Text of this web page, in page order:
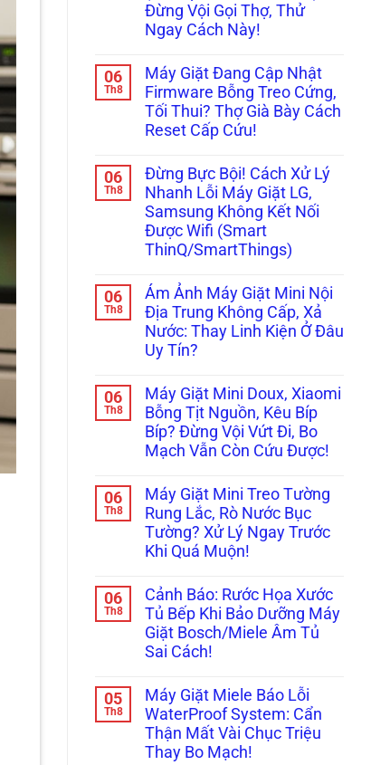
Xử
Lý!
Đèn
Ngăn
Chân
Là
Cách
Xử
Lý!
Vội
Gọi
Thợ!
Tự
Đọc
Mã
Lỗi
H,
Nháy
Trên
Tủ
Lạnh
Nội
Địa
Nhật
Đừng Vội Gọi Thợ, Thử
Ngay Cách Này!
bình
luận
ở
Máy
Giặt
Tịt
Không
Bơm
Xà
Phòng
(ezDispense,
AutoDose)?
Đừng
Vội
Thử
Ngay
Cách
Này!
06
Th8
Máy Giặt Đang Cập Nhật
Firmware Bỗng Treo Cứng,
Tối Thui? Thợ Già Bày Cách
Reset Cấp Cứu!
bình
luận
ở
Máy
Giặt
Đang
Cập
Bỗng
Treo
Cứng,
Tối
Thui?
Thợ
Cách
Reset
Cấp
Cứu!
06
Th8
Đừng Bực Bội! Cách Xử Lý
Nhanh Lỗi Máy Giặt LG,
Samsung Không Kết Nối
Được Wifi (Smart
ThinQ/SmartThings)
có
bình
luận
ở
Đừng
Bực
Bội!
Lý
Nhanh
Lỗi
Máy
Giặt
LG,
Không
Kết
Nối
Được
Wifi
(Smart
ThinQ/SmartThings)
06
Th8
Ám Ảnh Máy Giặt Mini Nội
Địa Trung Không Cấp, Xả
Nước: Thay Linh Kiện Ở Đâu
Uy Tín?
bình
luận
ở
Ám
Ảnh
Máy
Nội
Địa
Trung
Không
Cấp,
Xả
Thay
Linh
Kiện
Ở
Đâu
Uy
Tín?
06
Th8
Máy Giặt Mini Doux, Xiaomi
Bỗng Tịt Nguồn, Kêu Bíp
Bíp? Đừng Vội Vứt Đi, Bo
Mạch Vẫn Còn Cứu Được!
bình
luận
ở
Máy
Giặt
Mini
Xiaomi
Bỗng
Tịt
Nguồn,
Kêu
Bíp
Bíp?
Vứt
Đi,
Bo
Mạch
Vẫn
Còn
06
Th8
Máy Giặt Mini Treo Tường
Rung Lắc, Rò Nước Bục
Tường? Xử Lý Ngay Trước
Khi Quá Muộn!
bình
luận
ở
Máy
Giặt
Mini
Tường
Rung
Lắc,
Rò
Nước
Bục
Tường?
06
Th8
Cảnh Báo: Rước Họa Xước
Tủ Bếp Khi Bảo Dưỡng Máy
Giặt Bosch/Miele Âm Tủ
Sai Cách!
bình
luận
ở
Cảnh
Báo:
Rước
05
Th8
Máy Giặt Miele Báo Lỗi
WaterProof System: Cẩn
Thận Mất Vài Chục Triệu
Thay Bo Mạch!